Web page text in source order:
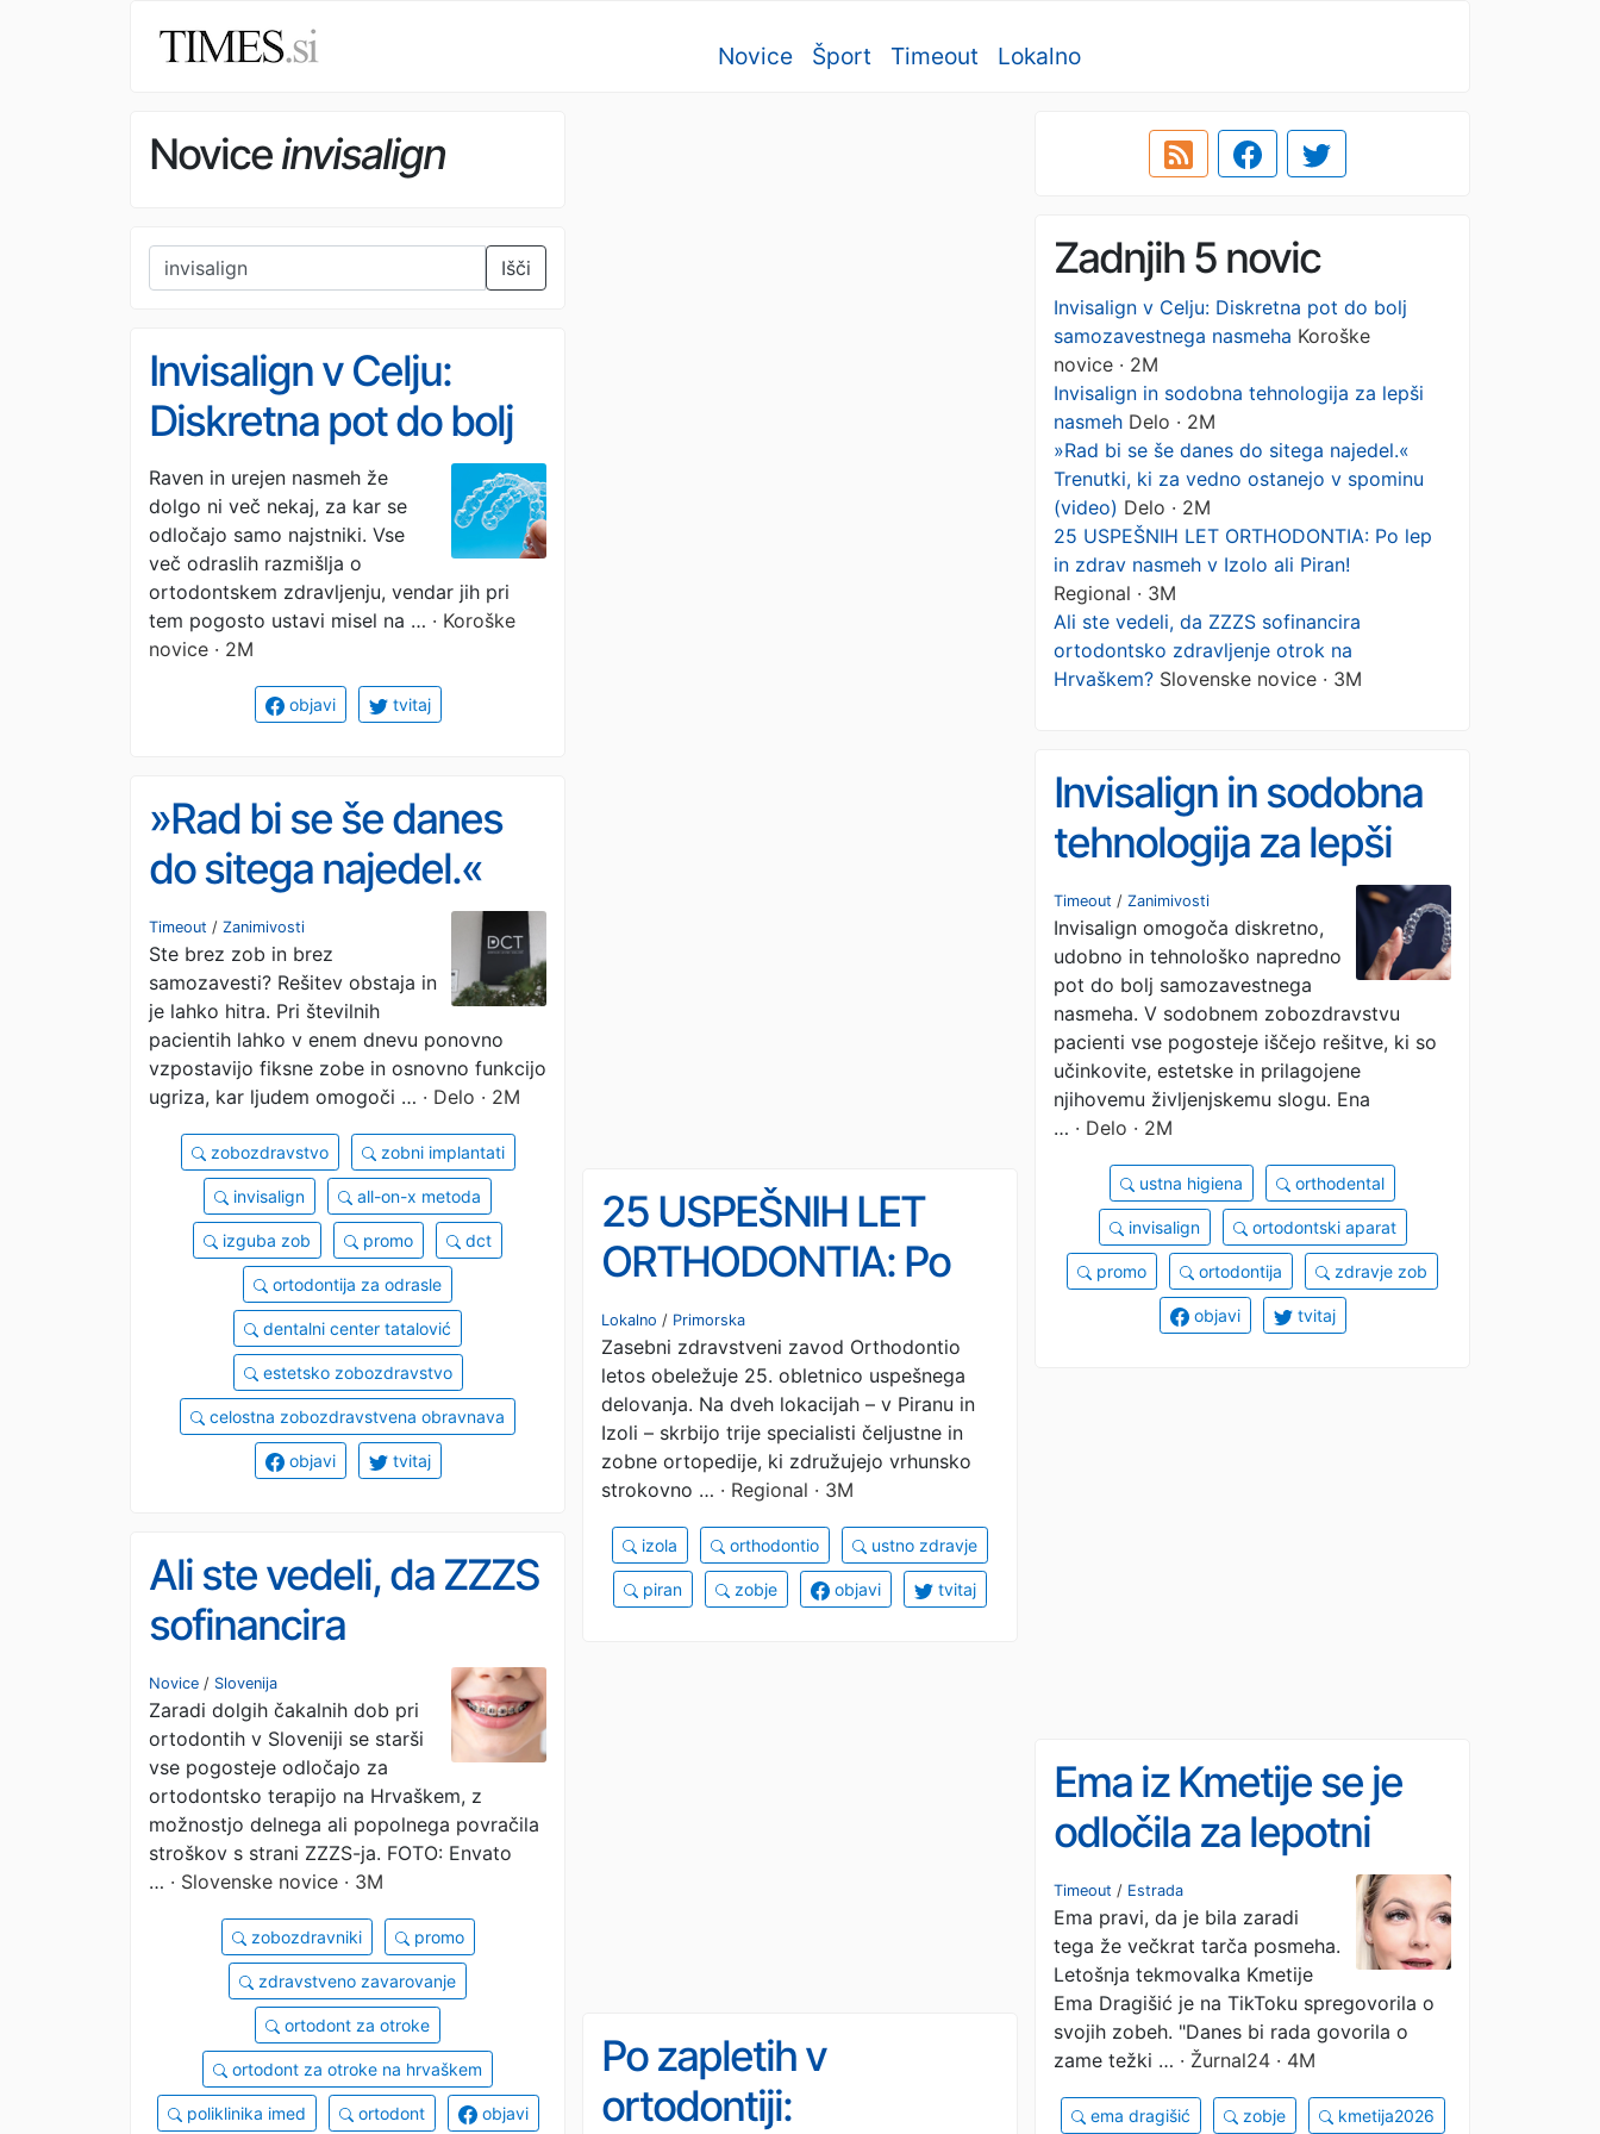
Novice Šport Timeout Lokalno
Noviceinvisalign
Išči Zadnjih 5 novic
Invisalign v Celju: Diskretna pot do bolj
samozavestnega nasmeha Koroške
novice · 2M
Invisalign in sodobna tehnologija za lepši
nasmeh Delo · 2M
»Rad bi se še danes do sitega najedel.«
Trenutki, ki za vedno ostanejo v spominu
(video) Delo · 2M
25 USPEŠNIH LET ORTHODONTIA: Po lep
in zdrav nasmeh v Izolo ali Piran!
Regional · 3M
Ali ste vedeli, da ZZZS sofinancira
ortodontsko zdravljenje otrok na
Hrvaškem? Slovenske novice · 3M
Invisalign v Celju:
Diskretna pot do bolj
samozavestnega
nasmeha
Raven in urejen nasmeh že
dolgo ni več nekaj, za kar se
odločajo samo najstniki. Vse
več odraslih razmišlja o
ortodontskem zdravljenju, vendar jih pri
tem pogosto ustavi misel na … · Koroške
novice · 2M
objavi tvitaj
Invisalign in sodobna
tehnologija za lepši
nasmeh
Timeout / Zanimivosti
Invisalign omogoča diskretno,
udobno in tehnološko napredno
pot do bolj samozavestnega
nasmeha. V sodobnem zobozdravstvu
pacienti vse pogosteje iščejo rešitve, ki so
učinkovite, estetske in prilagojene
njihovemu življenjskemu slogu. Ena
… · Delo · 2M
ustna higiena orthodental
invisalign ortodontski aparat
promo ortodontija zdravje zob
objavi tvitaj
»Rad bi se še danes
do sitega najedel.«
Trenutki, ki za vedno
ostanejo v spominu
(video)
Timeout / Zanimivosti
Ste brez zob in brez
samozavesti? Rešitev obstaja in
je lahko hitra. Pri številnih
pacientih lahko v enem dnevu ponovno
vzpostavijo fiksne zobe in osnovno funkcijo
ugriza, kar ljudem omogoči … · Delo · 2M
zobozdravstvo zobni implantati
invisalign all-on-x metoda
izguba zob promo dct
ortodontija za odrasle
dentalni center tatalović
estetsko zobozdravstvo
celostna zobozdravstvena obravnava
objavi tvitaj
25 USPEŠNIH LET
ORTHODONTIA: Po
lep in zdrav nasmeh v
Izolo ali Piran!
Lokalno / Primorska
Zasebni zdravstveni zavod Orthodontio
letos obeležuje 25. obletnico uspešnega
delovanja. Na dveh lokacijah – v Piranu in
Izoli – skrbijo trije specialisti čeljustne in
zobne ortopedije, ki združujejo vrhunsko
strokovno … · Regional · 3M
izola orthodontio ustno zdravje
piran zobje objavi tvitaj
Ali ste vedeli, da ZZZS
sofinancira
ortodontsko
zdravljenje otrok na
Hrvaškem?
Novice / Slovenija
Zaradi dolgih čakalnih dob pri
ortodontih v Sloveniji se starši
vse pogosteje odločajo za
ortodontsko terapijo na Hrvaškem, z
možnostjo delnega ali popolnega povračila
stroškov s strani ZZZS-ja. FOTO: Envato
… · Slovenske novice · 3M
zobozdravniki promo
zdravstveno zavarovanje
ortodont za otroke
ortodont za otroke na hrvaškem
poliklinika imed ortodont objavi
Ema iz Kmetije se je
odločila za lepotni
popravek, je kriva
Dinova izjava?
Timeout / Estrada
Ema pravi, da je bila zaradi
tega že večkrat tarča posmeha.
Letošnja tekmovalka Kmetije
Ema Dragišić je na TikToku spregovorila o
svojih zobeh. "Danes bi rada govorila o
zame težki … · Žurnal24 · 4M
ema dragišić zobje kmetija2026
Po zapletih v
ortodontiji: